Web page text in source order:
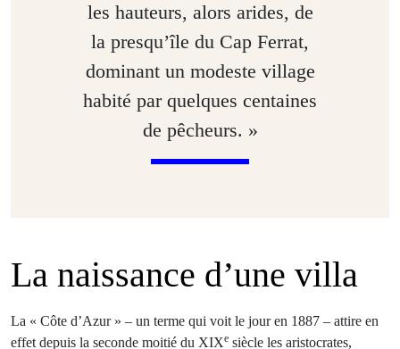
les hauteurs, alors arides, de
la presqu’île du Cap Ferrat,
dominant un modeste village
habité par quelques centaines
de pêcheurs. »
La naissance d’une villa
La « Côte d’Azur » – un terme qui voit le jour en 1887 – attire en
effet depuis la seconde moitié du XIXe siècle les aristocrates,